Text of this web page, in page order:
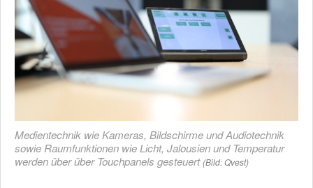
Medientechnik wie Kameras, Bildschirme und Audiotechnik
sowie Raumfunktionen wie Licht, Jalousien und Temperatur
werden über über Touchpanels gesteuert (Bild: Qvest)